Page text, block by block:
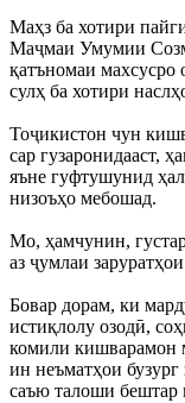
Маҳз ба хотири
Маҷмаи Умумии
қатъномаи махсусро
сулҳ ба хотири
Тоҷикистон чун
сар гузаронидааст,
яъне гуфтушунид
низоъҳо мебошад.
Мо, ҳамчунин,
аз ҷумлаи
Бовар дорам, ки
истиқлолу озодӣ,
комили кишварамон
ин неъматҳои
саъю талоши бештар